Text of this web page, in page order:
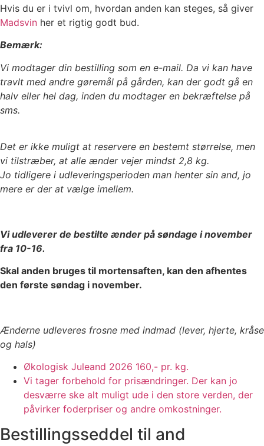
Hvis du er i tvivl om, hvordan anden kan steges, så giver
Madsvin her et rigtig godt bud.
Bemærk:
Vi modtager din bestilling som en e-mail. Da vi kan have
travlt med andre gøremål på gården, kan der godt gå en
halv eller hel dag, inden du modtager en bekræftelse på
sms.
Det er ikke muligt at reservere en bestemt størrelse, men
vi tilstræber, at alle ænder vejer mindst 2,8 kg.
Jo tidligere i udleveringsperioden man henter sin and, jo
mere er der at vælge imellem.
Vi udleverer de bestilte ænder på søndage i november
fra 10-16.
Skal anden bruges til mortensaften, kan den afhentes
den første søndag i november.
Ænderne udleveres frosne med indmad (lever, hjerte, kråse
og hals)
Økologisk Juleand 2026 160,- pr. kg.
Vi tager forbehold for prisændringer. Der kan jo
desværre ske alt muligt ude i den store verden, der
påvirker foderpriser og andre omkostninger.
Bestillingsseddel til and